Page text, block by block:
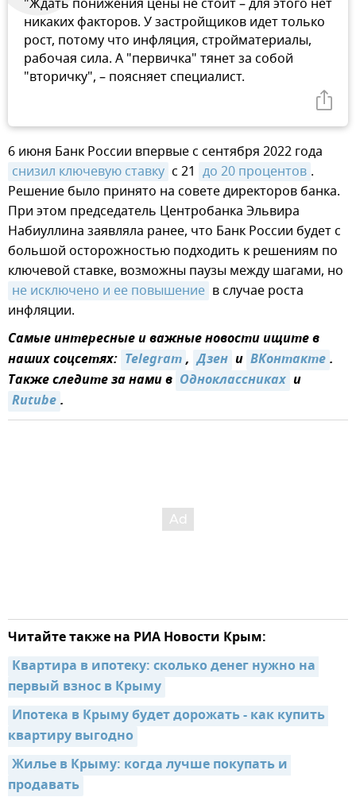
никаких факторов. У застройщиков идет только
рост, потому что инфляция, стройматериалы,
рабочая сила. А "первичка" тянет за собой
"вторичку", – поясняет специалист.
6 июня Банк России впервые с сентября 2022 года
снизил ключевую ставку с 21 до 20 процентов .
Решение было принято на совете директоров банка.
При этом председатель Центробанка Эльвира
Набиуллина заявляла ранее, что Банк России будет с
большой осторожностью подходить к решениям по
ключевой ставке, возможны паузы между шагами, но
не исключено и ее повышение в случае роста
инфляции.
Самые интересные и важные новости ищите в
наших соцсетях: Telegram, Дзен и ВКонтакте.
Также следите за нами в Одноклассниках и
Rutube.
Читайте также на РИА Новости Крым:
Квартира в ипотеку: сколько денег нужно на
первый взнос в Крыму
Ипотека в Крыму будет дорожать - как купить
квартиру выгодно
Жилье в Крыму: когда лучше покупать и
продавать